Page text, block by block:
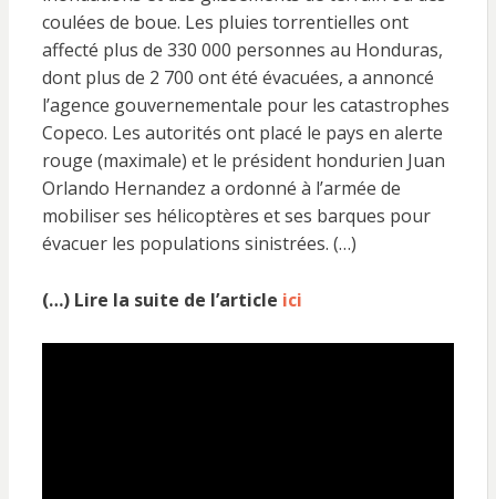
coulées de boue. Les pluies torrentielles ont
affecté plus de 330 000 personnes au Honduras,
dont plus de 2 700 ont été évacuées, a annoncé
l’agence gouvernementale pour les catastrophes
Copeco. Les autorités ont placé le pays en alerte
rouge (maximale) et le président hondurien Juan
Orlando Hernandez a ordonné à l’armée de
mobiliser ses hélicoptères et ses barques pour
évacuer les populations sinistrées. (…)
(…) Lire la suite de l’article ici